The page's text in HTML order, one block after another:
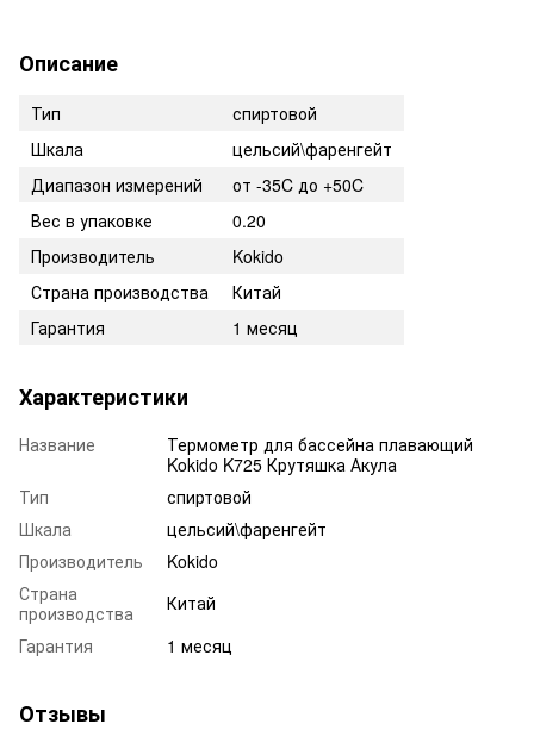
Описание
Тип
спиртовой
Шкала
цельсий\фаренгейт
Диапазон измерений
от -35C до +50C
Вес в упаковке
0.20
Производитель
Kokido
Страна производства
Китай
Гарантия
1 месяц
Характеристики
Название
Термометр для бассейна плавающий
Kokido K725 Крутяшка Акула
Тип
спиртовой
Шкала
цельсий\фаренгейт
Производитель
Kokido
Страна
производства
Китай
Гарантия
1 месяц
Отзывы